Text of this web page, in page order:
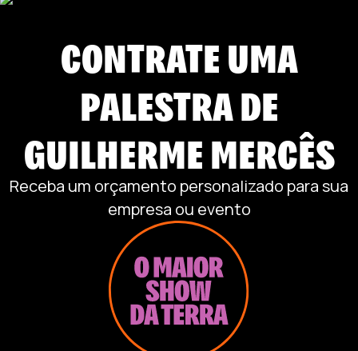
CONTRATE UMA
PALESTRA DE
GUILHERME MERCÊS
Receba um orçamento personalizado para sua
empresa ou evento